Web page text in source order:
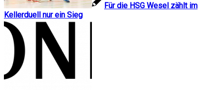
Für die HSG Wesel zählt im
Kellerduell nur ein Sieg